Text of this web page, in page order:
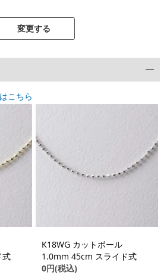
変更する
こちら
式
K18WG カットボール
1.0mm 45cm スライド式
0円(税込)